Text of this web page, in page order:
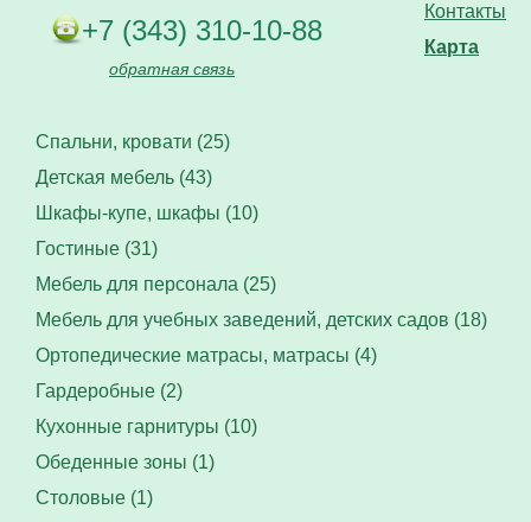
Контакты
Карта
+7 (343) 310-10-88
обратная связь
Спальни, кровати (25)
Детская мебель (43)
Шкафы-купе, шкафы (10)
Гостиные (31)
Мебель для персонала (25)
Мебель для учебных заведений, детских садов (18)
Ортопедические матрасы, матрасы (4)
Гардеробные (2)
Кухонные гарнитуры (10)
Обеденные зоны (1)
Столовые (1)